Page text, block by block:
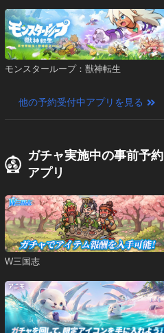
モンスターループ：獣神転生
他の予約受付中アプリを見る
ガチャ実施中の事前予約
アプリ
W三国志